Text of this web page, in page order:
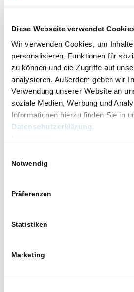
Diese Webseite verwendet
Wir verwenden Cookies, um
personalisieren, Funktionen für
zu können und die Zugriffe auf
analysieren. Außerdem geben wir
Verwendung unserer Website an
soziale Medien, Werbung und
Informationen hierzu finden Sie in
Datenschutzerklärung.
Notwendig
Präferenzen
Statistiken
Marketing
ALLGEMEINES,BEA-POSTFACH,
Siehe zunächst unter „
Vorbereitung auf die
elektronischen
Vorkehrungen treffen?“.
Im Übrigen benötigen Sie
einen Computer mit
ein Kartenlesegerät für
einen Scanner zur